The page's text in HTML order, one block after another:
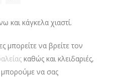
και κάγκελα χιαστί.
μπορείτε να βρείτε τον
καθώς και κλειδαριές,
να σας